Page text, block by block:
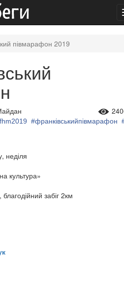
півмарафон 2019
fhm2019 #франківськийпівмарафон
неділя
культура»
забіг 2км